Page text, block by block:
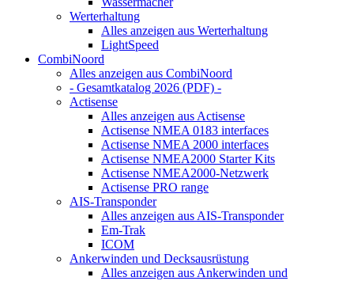
Werterhaltung
Alles anzeigen aus Werterhaltung
LightSpeed
CombiNoord
Alles anzeigen aus CombiNoord
- Gesamtkatalog 2026 (PDF) -
Actisense
Alles anzeigen aus Actisense
Actisense NMEA 0183 interfaces
Actisense NMEA 2000 interfaces
Actisense NMEA2000 Starter Kits
Actisense NMEA2000-Netzwerk
Actisense PRO range
AIS-Transponder
Alles anzeigen aus AIS-Transponder
Em-Trak
ICOM
Ankerwinden und Decksausrüstung
Alles anzeigen aus Ankerwinden und